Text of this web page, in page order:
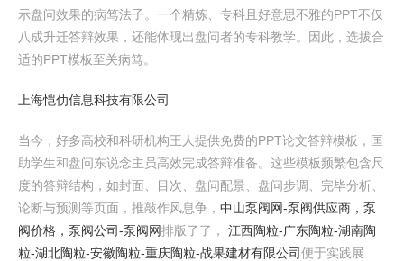
示盘问效果的病笃法子。一个精炼、专科且好意思不雅的PPT不仅
八成升迁答辩效果，还能体现出盘问者的专科教学。因此，选拔合
适的PPT模板至关病笃。
上海恺仂信息科技有限公司
当今，好多高校和科研机构王人提供免费的PPT论文答辩模板，匡
助学生和盘问东说念主员高效完成答辩准备。这些模板频繁包含尺
度的答辩结构，如封面、目次、盘问配景、盘问步调、完毕分析、
论断与预测等页面，推敲作风息争， 中山泵阀网-泵阀供应商，泵
阀价格，泵阀公司-泵阀网排版了了， 江西陶粒-广东陶粒-湖南陶
粒-湖北陶粒-安徽陶粒-重庆陶粒-战果建材有限公司便于实践展